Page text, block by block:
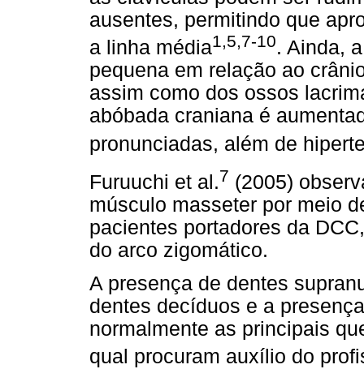
ausentes, permitindo que
a linha média1,5,7-10. Ainda,
pequena em relação ao
assim como dos ossos
abóbada craniana é
pronunciadas, além de
Furuuchi et al.7 (2005)
músculo masseter por meio
pacientes portadores da
do arco zigomático.
A presença de dentes
dentes decíduos e a
normalmente as principais
qual procuram auxílio do